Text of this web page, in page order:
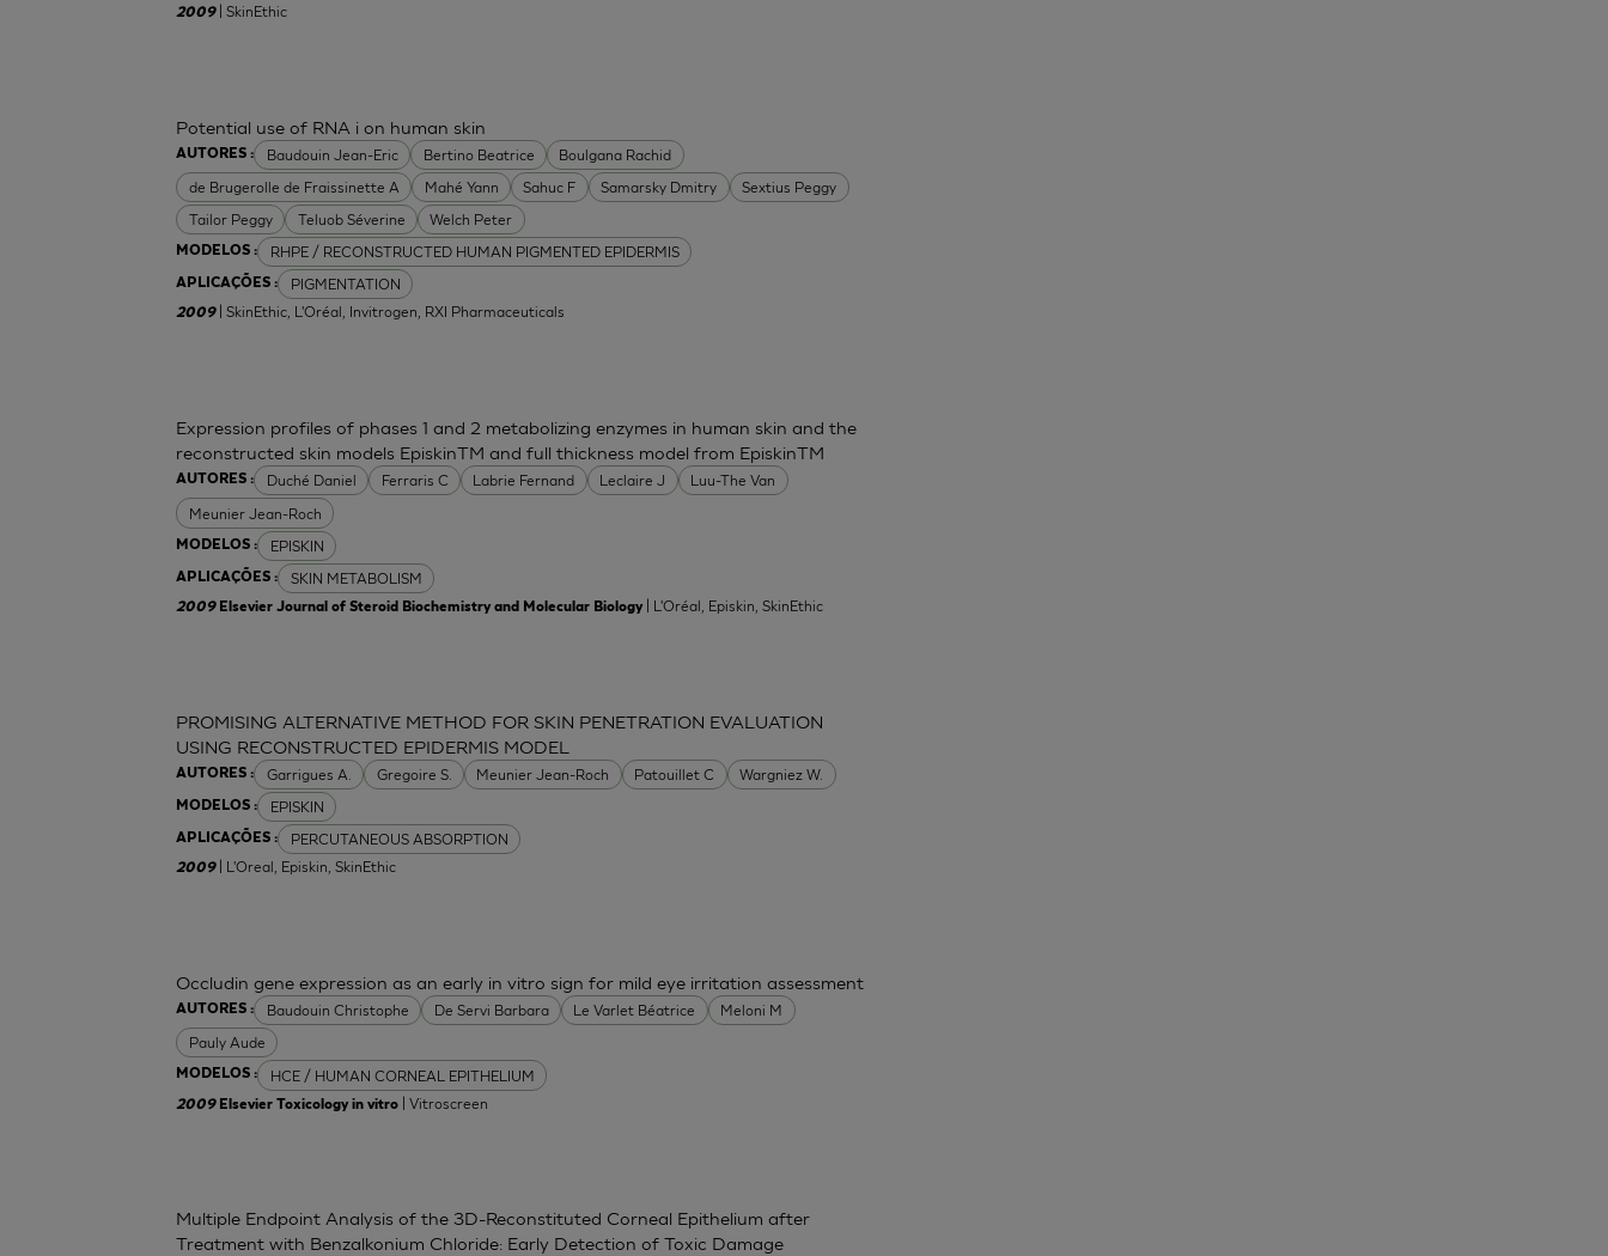
2009 | SkinEthic
AUTORES : Baudouin Jean-Eric Bertino Beatrice
Boulgana Rachid
de Brugerolle de Fraissinette A
Mahé Yann Sahuc F Samarsky Dmitry
Sextius Peggy
Tailor Peggy
Teluob Séverine Welch Peter
MODELOS : RHPE / RECONSTRUCTED HUMAN PIGMENTED EPIDERMIS
APLICAÇÕES : PIGMENTATION
Potential use of RNA i on human skin
2009 | SkinEthic, L'Oréal, Invitrogen, RXI Pharmaceuticals
AUTORES : Duché Daniel Ferraris C Labrie Fernand Leclaire J
Luu-The Van
Meunier Jean-Roch
MODELOS : EPISKIN
APLICAÇÕES : SKIN METABOLISM
Expression profiles of phases 1 and 2 metabolizing enzymes in human skin and the
reconstructed skin models EpiskinTM and full thickness model from EpiskinTM
2009 Elsevier Journal of Steroid Biochemistry and Molecular Biology| L'Oréal, Episkin, SkinEthic
AUTORES : Garrigues A. Gregoire S. Meunier Jean-Roch Patouillet C Wargniez W.
MODELOS : EPISKIN
APLICAÇÕES : PERCUTANEOUS ABSORPTION
PROMISING ALTERNATIVE METHOD FOR SKIN PENETRATION EVALUATION
USING RECONSTRUCTED EPIDERMIS MODEL
2009 | L'Oreal, Episkin, SkinEthic
AUTORES : Baudouin Christophe De Servi Barbara Le Varlet Béatrice
Meloni M
Pauly Aude
MODELOS : HCE / HUMAN CORNEAL EPITHELIUM
Occludin gene expression as an early in vitro sign for mild eye irritation assessment
2009 Elsevier Toxicology in vitro | Vitroscreen
Multiple Endpoint Analysis of the 3D-Reconstituted Corneal Epithelium after
Treatment with Benzalkonium Chloride: Early Detection of Toxic Damage